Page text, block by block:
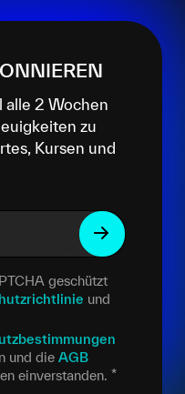
alle 2 Wochen
zu
Kursen und
geschützt
und
und die AGB
einverstanden. *